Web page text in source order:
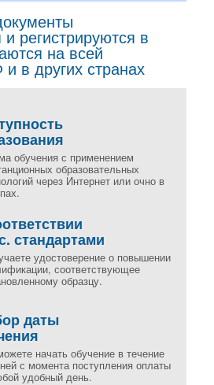
регистрируются в
на всей
в других странах
обучения с применением
образовательных
через Интернет или очно в
стандартами
удостоверение о повышении
соответствующее
образцу.
даты
начать обучение в течение
с момента поступления оплаты
удобный день.